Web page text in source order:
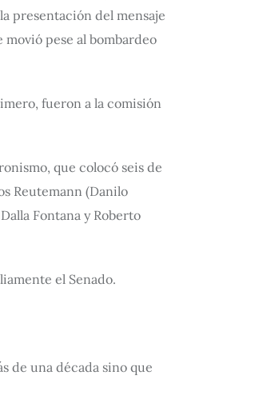
presentación del mensaje
pese al bombardeo
fueron a la comisión
que colocó seis de
Reutemann (Danilo
Fontana y Roberto
el Senado.
de una década sino que